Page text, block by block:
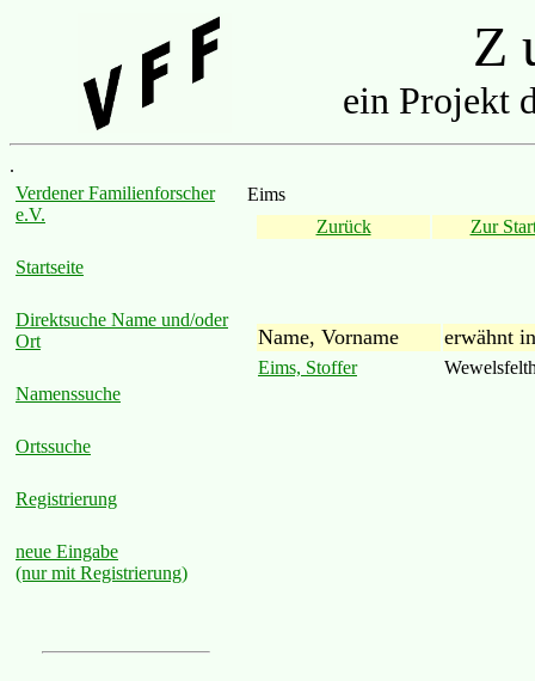
Z
ein Projekt
.
Verdener Familienforscher
e.V.
Startseite
Direktsuche Name und/oder
Ort
Namenssuche
Ortssuche
Registrierung
neue Eingabe
(nur mit Registrierung)
Eims
Zurück
Zur
Name, Vorname erwähnt in
Eims, Stoffer